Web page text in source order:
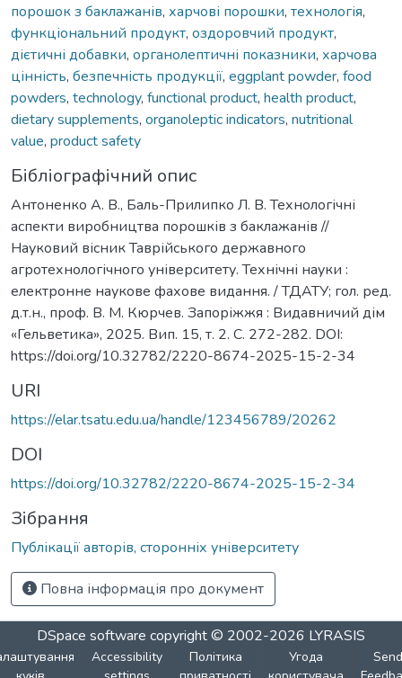
порошок з баклажанів, харчові порошки, технологія,
функціональний продукт, оздоровчий продукт,
дієтичні добавки, органолептичні показники, харчова
цінність, безпечність продукції, eggplant powder, food
powders, technology, functional product, health product,
dietary supplements, organoleptic indicators, nutritional
value, product safety
Бібліографічний опис
Антоненко А. В., Баль-Прилипко Л. В. Технологічні
аспекти виробництва порошків з баклажанів //
Науковий вісник Таврійського державного
агротехнологічного університету. Технічні науки :
електронне наукове фахове видання. / ТДАТУ; гол. ред.
д.т.н., проф. В. М. Кюрчев. Запоріжжя : Видавничий дім
«Гельветика», 2025. Вип. 15, т. 2. С. 272-282. DOI:
https://doi.org/10.32782/2220-8674-2025-15-2-34
URI
https://elar.tsatu.edu.ua/handle/123456789/20262
DOI
https://doi.org/10.32782/2220-8674-2025-15-2-34
Зібрання
Публікації авторів, сторонніх університету
Повна інформація про документ
DSpace software copyright © 2002-2026 LYRASIS
Accessibility
Політика
Угода
Send